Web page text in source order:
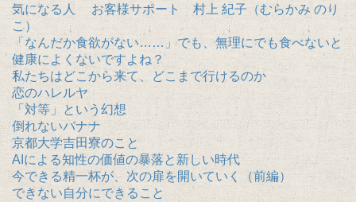
気になる人 お客様サポート 村上 紀子（むらかみ のり
こ）
「なんだか食欲がない……」でも、無理にでも食べないと
健康によくないですよね？
私たちはどこから来て、どこまで行けるのか
恋のハレルヤ
「対等」という幻想
倒れないバナナ
京都大学吉田寮のこと
AIによる知性の価値の暴落と新しい時代
今できる精一杯が、次の扉を開いていく（前編）
できない自分にできること